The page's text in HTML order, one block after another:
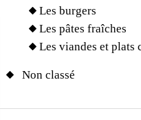
Les burgers
Les pâtes fraîches
Les viandes et plats
Non classé